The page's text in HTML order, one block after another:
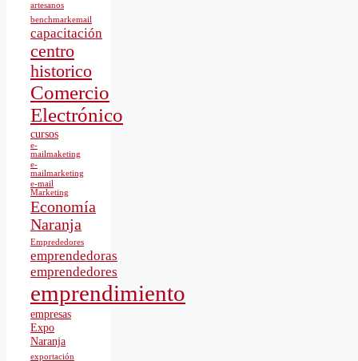
artesanos
benchmarkemail
capacitación
centro
historico
Comercio
Electrónico
cursos
e-
mailmaketing
e-
mailmarketing
e-mail
Marketing
Economía
Naranja
Emprededores
emprendedoras
emprendedores
emprendimiento
empresas
Expo
Naranja
exportación